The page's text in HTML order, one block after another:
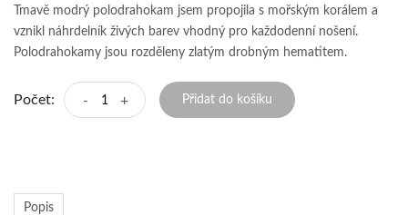
Tmavě modrý polodrahokam jsem propojila s mořským korálem a
vznikl náhrdelník živých barev vhodný pro každodenní nošení.
Polodrahokamy jsou rozděleny zlatým drobným hematitem.
Počet: - + Přidat do košíku
Popis